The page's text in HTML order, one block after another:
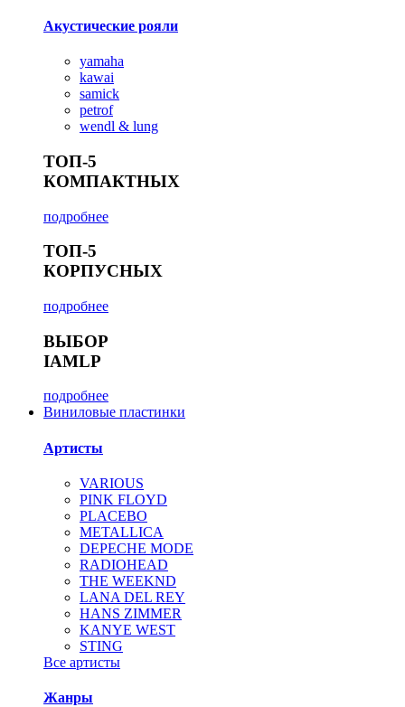
Акустические рояли
yamaha
kawai
samick
petrof
wendl & lung
ТОП-5
КОМПАКТНЫХ
подробнее
ТОП-5
КОРПУСНЫХ
подробнее
ВЫБОР
IAMLP
подробнее
Виниловые пластинки
Артисты
VARIOUS
PINK FLOYD
PLACEBO
METALLICA
DEPECHE MODE
RADIOHEAD
THE WEEKND
LANA DEL REY
HANS ZIMMER
KANYE WEST
STING
Все артисты
Жанры